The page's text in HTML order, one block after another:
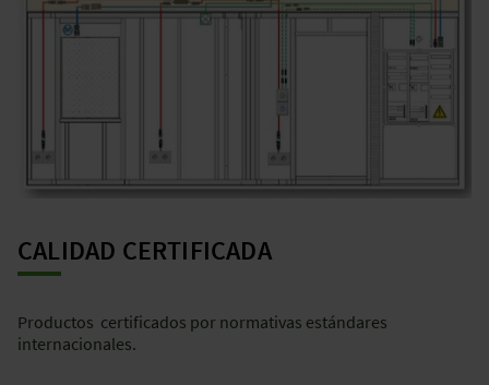
CALIDAD CERTIFICADA
Productos certificados por normativas estándares
internacionales.